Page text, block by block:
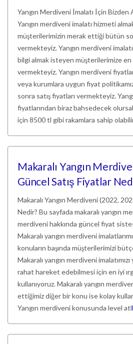
Yangın Merdiveni İmalatı İçin Bizden
Yangın merdiveni imalatı hizmeti
müşterilerimizin merak ettiği bütün
vermekteyiz. Yangın merdiveni
bilgi almak isteyen müşterilerimize
vermekteyiz. Yangın merdiveni
veya kurumlara uygun fiyat
sonra satış fiyatları vermekteyiz.
fiyatlarından biraz bahsedecek
için 8500 tl gibi rakamlara sahip
Makaralı Yangın
Güncel Satış Fiyatlar
Makaralı Yangın Merdiveni (2022,
Nedir? Bu sayfada makaralı yangın
merdiveni hakkında güncel fiyat
Makaralı yangın merdiveni
konuların başında müşterilerimizi
Makaralı yangın merdiveni
rahat hareket edebilmesi için en iyi
kullanıyoruz. Makaralı yangın
ettiğimiz diğer bir konu ise kolay
Yangın merdiveni konusunda level atl